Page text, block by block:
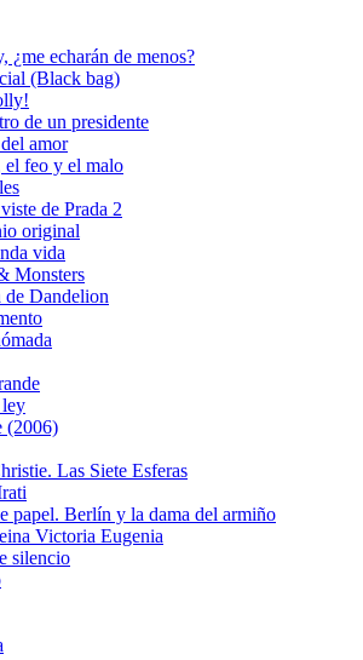
¿me echarán de menos?
(Black bag)
de un presidente
amor
el feo y el malo
de Prada 2
original
vida
Monsters
de Dandelion
(2006)
Las Siete Esferas
papel. Berlín y la dama del armiño
Victoria Eugenia
silencio